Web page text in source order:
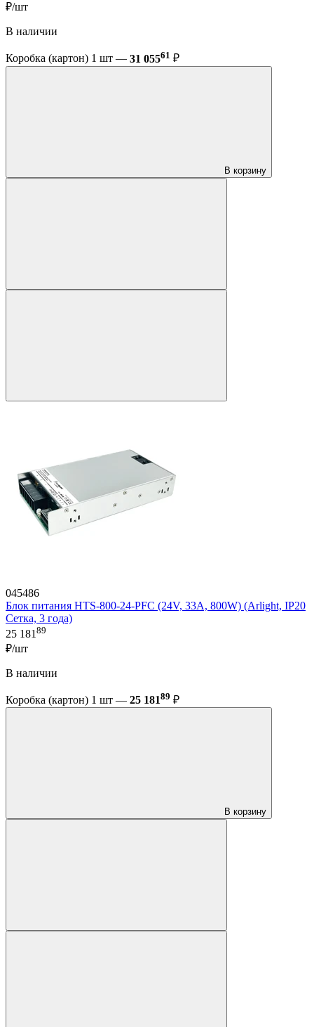
₽/шт
В наличии
Коробка (картон) 1 шт — 31 05561 ₽
В корзину
045486
Блок питания HTS-800-24-PFC (24V, 33A, 800W) (Arlight, IP20
Сетка, 3 года)
25 181 89
₽/шт
В наличии
Коробка (картон) 1 шт — 25 18189 ₽
В корзину